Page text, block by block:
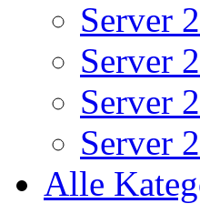
Server
Server
Server
Server
Alle